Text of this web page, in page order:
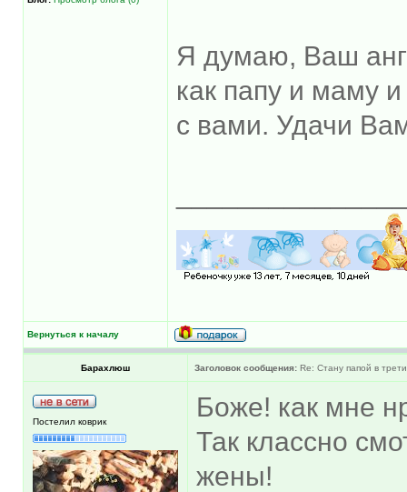
Я думаю, Ваш
как папу и маму
с вами. Удачи
Вернуться к началу
Барахлюш Заголовок сообщения: Re: Стану папой в
Постелил коврик
Боже! как мне
Так классно
жены!